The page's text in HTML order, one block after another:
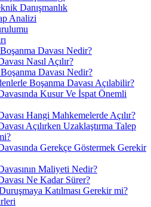
Danışmanlık
Analizi
Davası Nedir?
Nasıl Açılır?
Davası Nedir?
Boşanma Davası Açılabilir?
Kusur Ve İspat Önemli
Hangi Mahkemelerde Açılır?
Açılırken Uzaklaştırma Talep
Gerekçe Göstermek Gerekir
Maliyeti Nedir?
Ne Kadar Sürer?
Katılması Gerekir mi?